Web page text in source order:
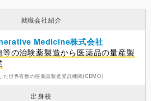
就職会社紹介
Medicine株式会社
の治験薬製造から医薬品の量産製
た世界有数の医薬品製造受託機関(CDMO)
出身校